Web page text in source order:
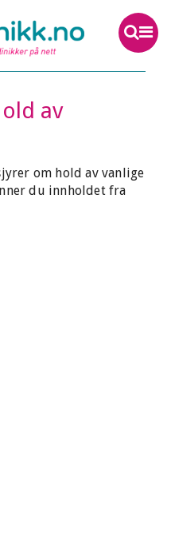
av
om hold av vanlige
du innholdet fra